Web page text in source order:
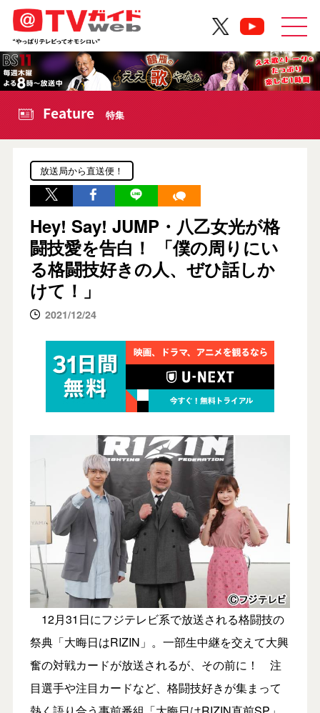
Feature 特集
放送局から直送便！
Hey! Say! JUMP・八乙女光が格
闘技愛を告白！ 「僕の周りにい
る格闘技好きの人、ぜひ話しか
けて！」
2021/12/24
12月31日にフジテレビ系で放送される格闘技の
祭典「大晦日はRIZIN」。一部生中継を交えて大興
奮の対戦カードが放送されるが、その前に！ 注
目選手や注目カードなど、格闘技好きが集まって